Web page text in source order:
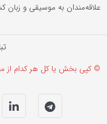
علاقه‌مندان به موسیقی و
© کپی بخش یا کل هر کدام از